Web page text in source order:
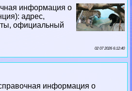
информация о
адрес,
официальный
02 07 2026 6:12:40
информация о